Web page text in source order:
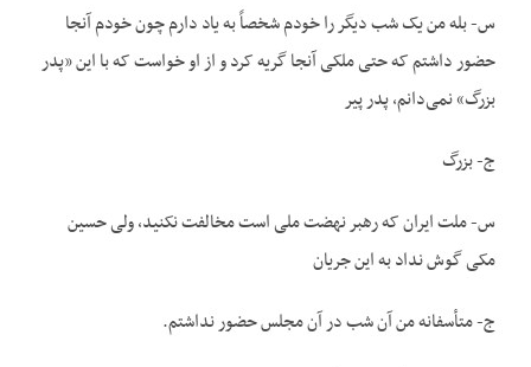
س- بله من یک شب دیگر را خودم شخصاً به یاد دارم چون خودم آنجا
حضور داشتم که حتی ملکی آنجا گریه کرد و از او خواست که با این «پدر
بزرگ» نمی‌‌دانم، پدر پیر
ج- بزرگ
س- ملت ایران که رهبر نهضت ملی است مخالفت نکنید، ولی حسین
مکی گوش نداد به این جریان
ج- متأسفانه من آن شب در آن مجلس حضور نداشتم.